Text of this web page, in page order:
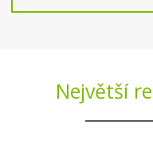
Největší